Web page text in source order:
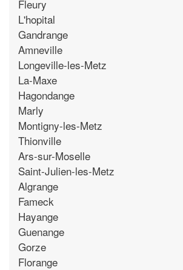
Fleury
L'hopital
Gandrange
Amneville
Longeville-les-Metz
La-Maxe
Hagondange
Marly
Montigny-les-Metz
Thionville
Ars-sur-Moselle
Saint-Julien-les-Metz
Algrange
Fameck
Hayange
Guenange
Gorze
Florange